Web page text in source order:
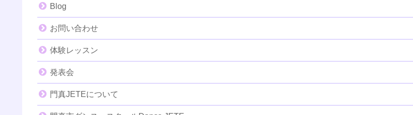
Blog
お問い合わせ
体験レッスン
発表会
門真JETEについて